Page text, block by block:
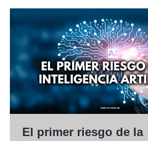
El primer riesgo de la